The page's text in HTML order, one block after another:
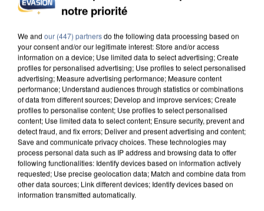
UN SECOND CADRE DE LA DZ MAFIA
notre priorité
We and our (447) partnersdo the following data processing based on
your consent and/or our legitimate interest: Store and/or access
information on a device; Use limited data to select advertising; Create
profiles for personalised advertising; Use profiles to select personalised
advertising; Measure advertising performance; Measure content
performance; Understand audiences through statistics or combinations
of data from different sources; Develop and improve services; Create
profiles to personalise content; Use profiles to select personalised
content; Use limited data to select content; Ensure security, prevent and
detect fraud, and fix errors; Deliver and present advertising and content;
Save and communicate privacy choices. These technologies may
process personal data such as IP address and browsing data to offer
following functionalities: Identify devices based on information actively
requested; Use precise geolocation data; Match and combine data from
other data sources; Link different devices; Identify devices based on
information transmitted automatically.